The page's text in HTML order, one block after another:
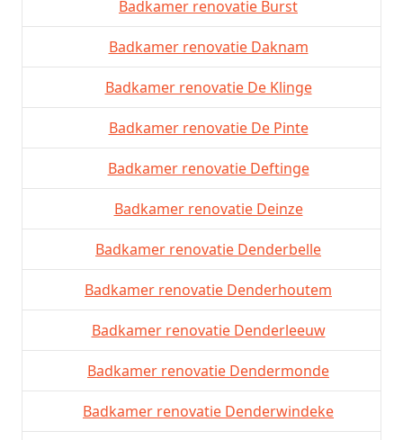
Badkamer renovatie Burst
Badkamer renovatie Daknam
Badkamer renovatie De Klinge
Badkamer renovatie De Pinte
Badkamer renovatie Deftinge
Badkamer renovatie Deinze
Badkamer renovatie Denderbelle
Badkamer renovatie Denderhoutem
Badkamer renovatie Denderleeuw
Badkamer renovatie Dendermonde
Badkamer renovatie Denderwindeke